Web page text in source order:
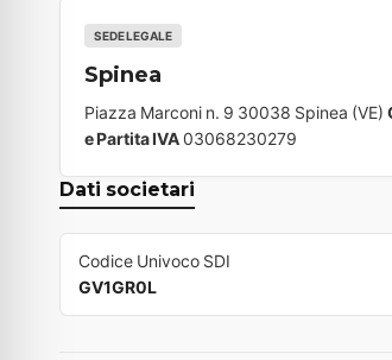
SEDE LEGALE
Spinea
Piazza Marconi n. 9 30038 Spinea (VE)
e Partita IVA03068230279
Dati societari
Codice Univoco SDI
GV1GR0L